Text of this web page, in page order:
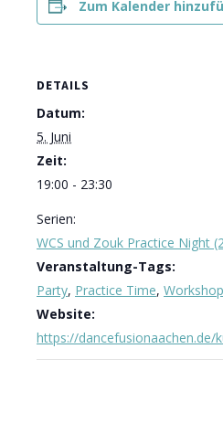
Zum Kalender
DETAILS
Datum:
5. Juni
Zeit:
19:00 - 23:30
Serien:
WCS und Zouk Practice Night
Veranstaltung-Tags:
Party, Practice Time, Workshop
Website:
https://dancefusionaachen.de/